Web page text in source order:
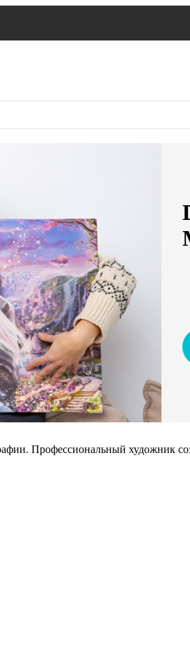
Профессиональный художник